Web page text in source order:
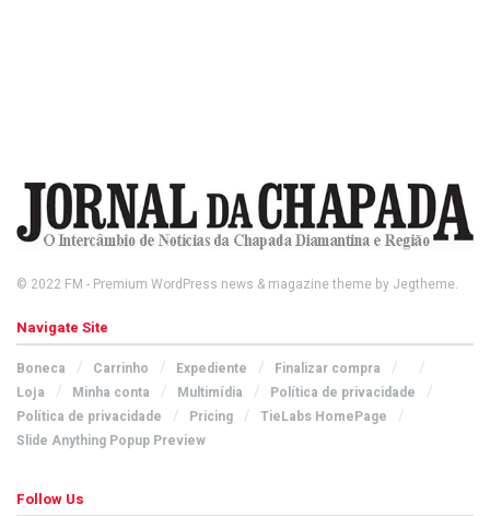
© 2022 FM - Premium WordPress news & magazine theme by Jegtheme.
Navigate Site
Boneca Carrinho Expediente
Finalizar compra
Loja
Minha conta Multimídia
Política de privacidade
Política de privacidade
Pricing
TieLabs HomePage
Slide Anything Popup Preview
Follow Us